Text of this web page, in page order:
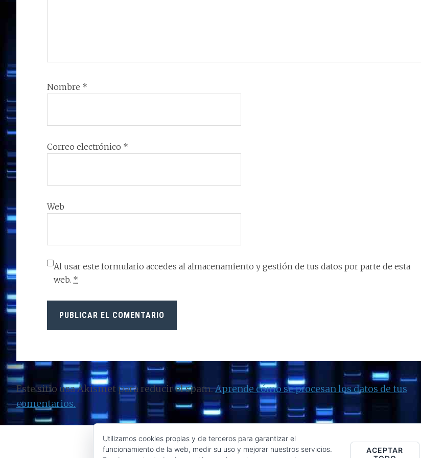
Nombre *
Correo electrónico *
Web
Al usar este formulario accedes al almacenamiento y gestión de tus datos por parte de esta
web. *
Este sitio usa Akismet para reducir el spam.Aprende cómo se procesan los datos de tus
comentarios.
Utilizamos cookies propias y de terceros para garantizar el
funcionamiento de la web, medir su uso y mejorar nuestros servicios.
ACEPTAR